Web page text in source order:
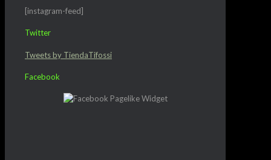
[instagram-feed]
Twitter
Tweets by TiendaTifossi
Facebook